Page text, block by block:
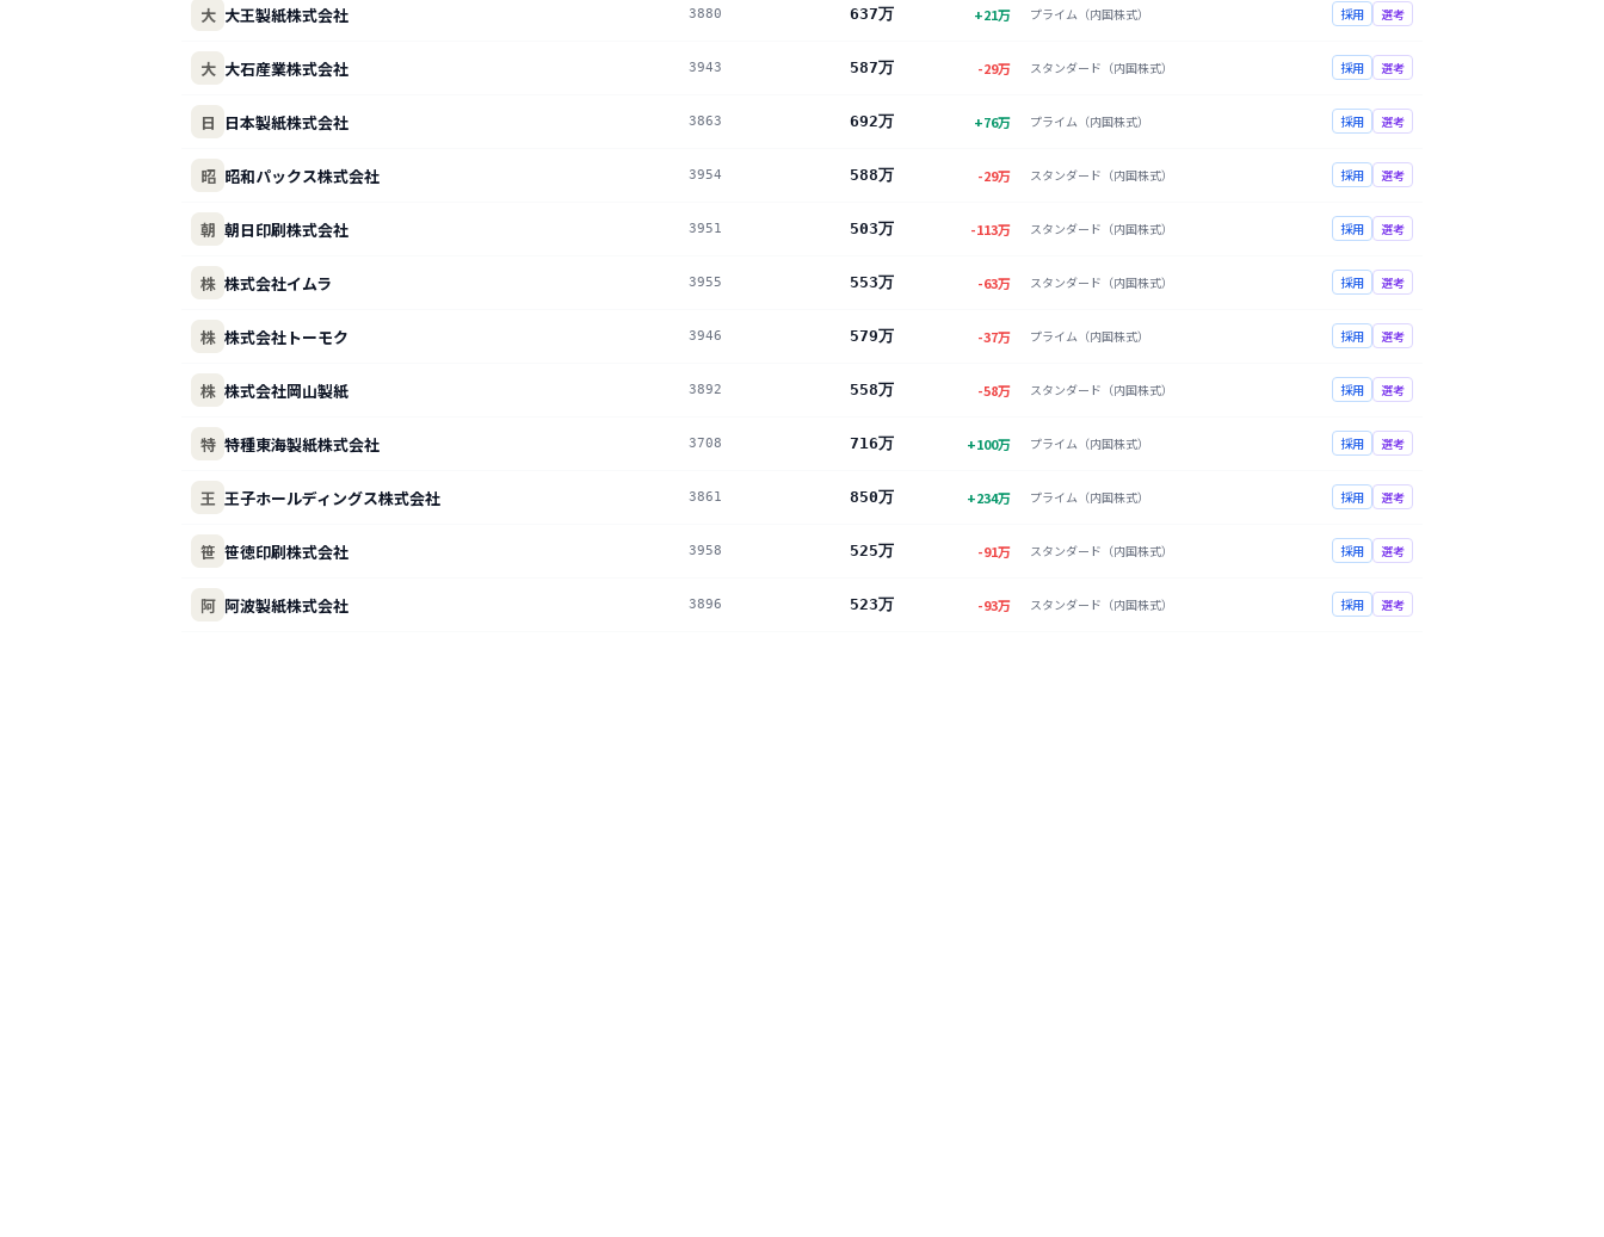
大 大王製紙株式会社 3880 637万 +21万 プライム（内国株式） 採用 選考
大 大石産業株式会社 3943 587万 -29万 スタンダード（内国株式） 採用 選考
日 日本製紙株式会社 3863 692万 +76万 プライム（内国株式） 採用 選考
昭 昭和パックス株式会社 3954 588万 -29万 スタンダード（内国株式） 採用 選考
朝 朝日印刷株式会社 3951 503万 -113万 スタンダード（内国株式） 採用 選考
株 株式会社イムラ 3955 553万 -63万 スタンダード（内国株式） 採用 選考
株 株式会社トーモク 3946 579万 -37万 プライム（内国株式） 採用 選考
株 株式会社岡山製紙 3892 558万 -58万 スタンダード（内国株式） 採用 選考
特 特種東海製紙株式会社 3708 716万 +100万 プライム（内国株式） 採用 選考
王 王子ホールディングス株式会社 3861 850万 +234万 プライム（内国株式） 採用 選考
笹 笹徳印刷株式会社 3958 525万 -91万 スタンダード（内国株式） 採用 選考
阿 阿波製紙株式会社 3896 523万 -93万 スタンダード（内国株式） 採用 選考